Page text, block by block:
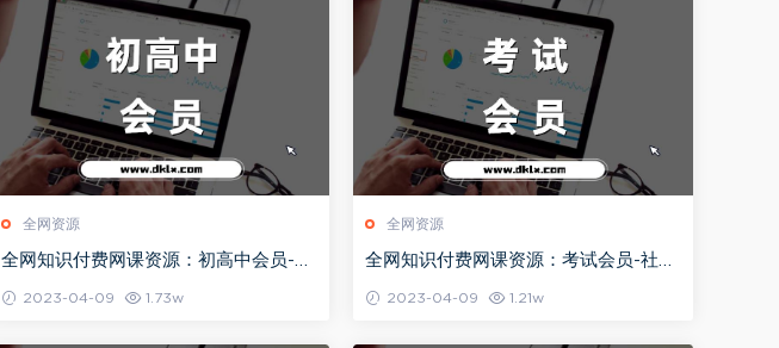
全网资源
全网知识付费网课资源：初高中会员-社
2023-04-09 1.73w
全网资源
全网知识付费网课资源：考试会员-社群
2023-04-09 1.21w